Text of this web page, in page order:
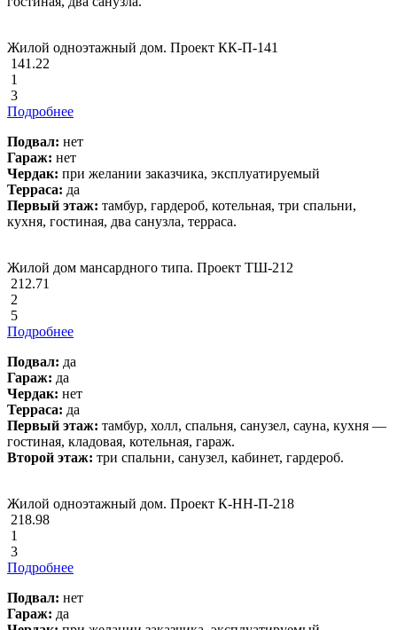
Жилой одноэтажный дом. Проект КК-П-141
141.22
1
3
Подробнее
Подвал: нет
Гараж: нет
Чердак: при желании заказчика, эксплуатируемый
Терраса: да
Первый этаж: тамбур, гардероб, котельная, три спальни,
кухня, гостиная, два санузла, терраса.
Жилой дом мансардного типа. Проект ТШ-212
212.71
2
5
Подробнее
Подвал: да
Гараж: да
Чердак: нет
Терраса: да
Первый этаж: тамбур, холл, спальня, санузел, сауна, кухня —
гостиная, кладовая, котельная, гараж.
Второй этаж: три спальни, санузел, кабинет, гардероб.
Жилой одноэтажный дом. Проект К-НН-П-218
218.98
1
3
Подробнее
Подвал: нет
Гараж: да